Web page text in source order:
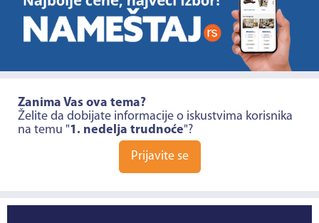
Zanima Vas ova tema?
Želite da dobijate informacije o iskustvima korisnika
na temu "1. nedelja trudnoće"?
Prijavite se